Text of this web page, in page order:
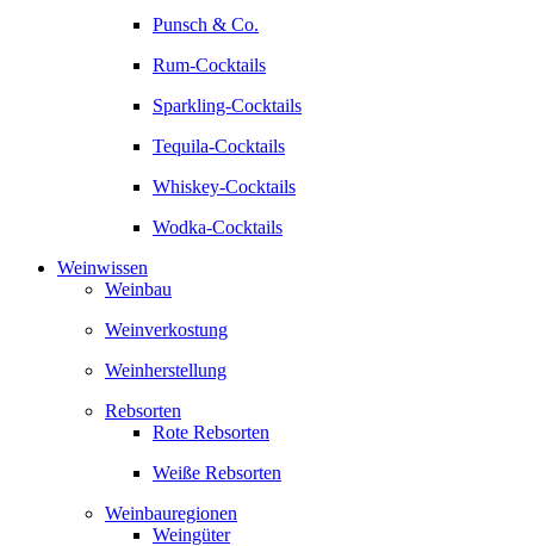
Punsch & Co.
Rum-Cocktails
Sparkling-Cocktails
Tequila-Cocktails
Whiskey-Cocktails
Wodka-Cocktails
Weinwissen
Weinbau
Weinverkostung
Weinherstellung
Rebsorten
Rote Rebsorten
Weiße Rebsorten
Weinbauregionen
Weingüter